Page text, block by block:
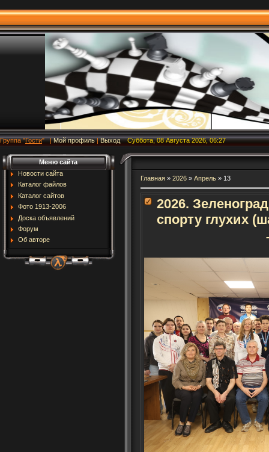
Группа"Гости" |Мой профиль |Выход Суббота, 08 Августа 2026, 06:27
Меню сайта
Новости сайта
Каталог файлов
Каталог сайтов
Фото 1913-2006
Доска объявлений
Форум
Об авторе
Главная » 2026 » Апрель » 13
2026.
спорту глухих